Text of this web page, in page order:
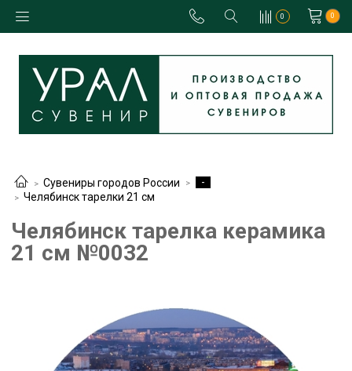
0 0
Сувениры городов России
-
Челябинск тарелки 21 см
Челябинск тарелка керамика
21 см №0032